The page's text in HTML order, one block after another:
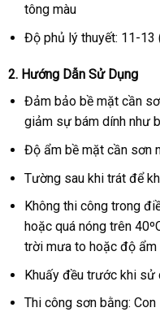
tông màu
Độ phủ lý thuyết: 11-
2. Hướng Dẫn Sử Dụng
Đảm bảo bề mặt cần
giảm sự bám dính như
Độ ẩm bề mặt cần sơn
Tường sau khi trát để
Không thi công trong
hoặc quá nóng trên
trời mưa to hoặc độ ẩm
Khuấy đều trước khi sử
Thi công sơn bằng: